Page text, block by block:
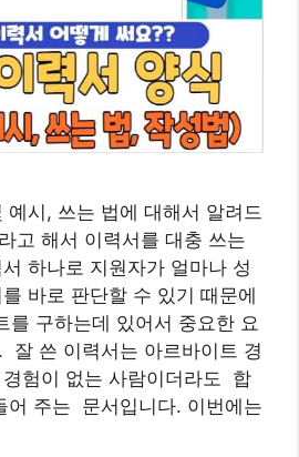
예시, 쓰는 법에 대해서 알려드
고 해서 이력서를 대충 쓰는
하나로 지원자가 얼마나 성
바로 판단할 수 있기 때문에
를 구하는데 있어서 중요한 요
잘 쓴 이력서는 아르바이트 경
험이 없는 사람이더라도 합
어 주는 문서입니다. 이번에는